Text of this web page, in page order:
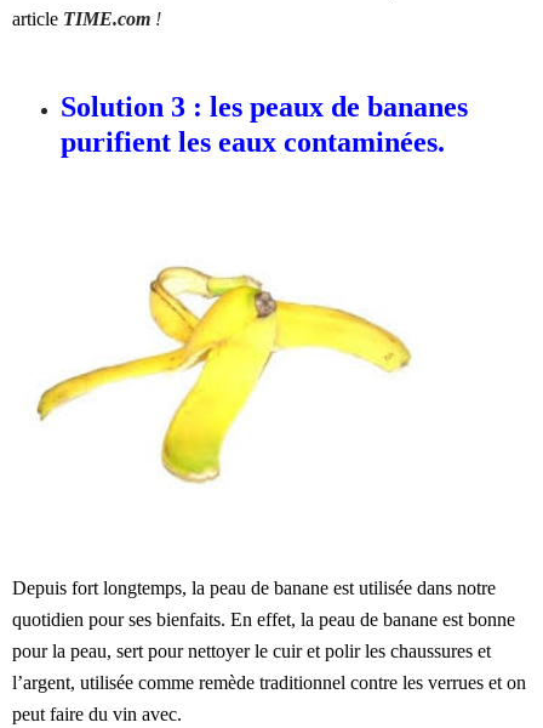
article TIME.com !
Solution 3 : les peaux de bananes
purifient les eaux contaminées.
Depuis fort longtemps, la peau de banane est utilisée dans notre
quotidien pour ses bienfaits. En effet, la peau de banane est bonne
pour la peau, sert pour nettoyer le cuir et polir les chaussures et
l’argent, utilisée comme remède traditionnel contre les verrues et on
peut faire du vin avec.